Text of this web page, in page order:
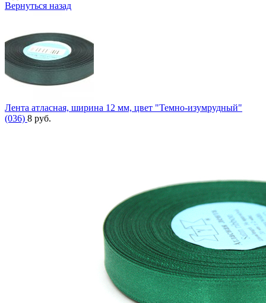
Вернуться назад
Лента атласная, ширина 12 мм, цвет "Темно-изумрудный"
(036) 8 руб.